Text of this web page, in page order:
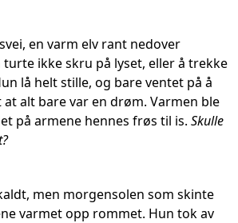
en varm elv rant nedover
ikke skru på lyset, eller å trekke
lå helt stille, og bare ventet på å
alt bare var en drøm. Varmen ble
på armene hennes frøs til is. Skulle
men morgensolen som skinte
varmet opp rommet. Hun tok av